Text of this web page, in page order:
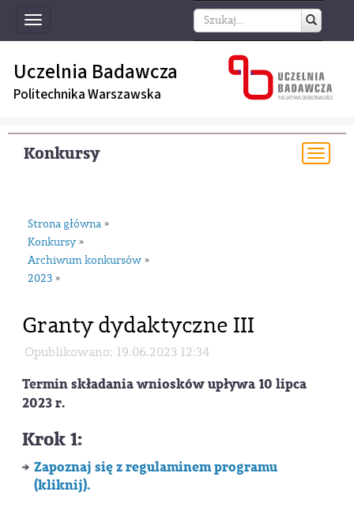
Toggle
navigation
Uczelnia Badawcza
Politechnika Warszawska
Konkursy
Strona główna »
Konkursy »
Archiwum konkursów »
2023 »
Granty dydaktyczne III
Opublikowano: 19.06.2023 12:34
Termin składania wniosków upływa 10 lipca
2023 r.
Krok 1:
Zapoznaj się z regulaminem programu
(kliknij).